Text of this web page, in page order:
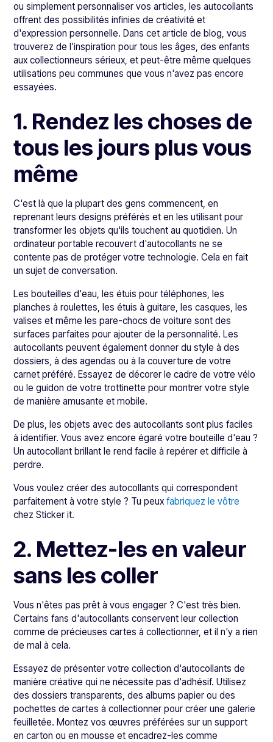
ou simplement personnaliser vos articles, les autocollants
offrent des possibilités infinies de créativité et
d'expression personnelle. Dans cet article de blog, vous
trouverez de l'inspiration pour tous les âges, des enfants
aux collectionneurs sérieux, et peut-être même quelques
utilisations peu communes que vous n'avez pas encore
essayées.
1. Rendez les choses de
tous les jours plus vous
même
C'est là que la plupart des gens commencent, en
reprenant leurs designs préférés et en les utilisant pour
transformer les objets qu'ils touchent au quotidien. Un
ordinateur portable recouvert d'autocollants ne se
contente pas de protéger votre technologie. Cela en fait
un sujet de conversation.
Les bouteilles d'eau, les étuis pour téléphones, les
planches à roulettes, les étuis à guitare, les casques, les
valises et même les pare-chocs de voiture sont des
surfaces parfaites pour ajouter de la personnalité. Les
autocollants peuvent également donner du style à des
dossiers, à des agendas ou à la couverture de votre
carnet préféré. Essayez de décorer le cadre de votre vélo
ou le guidon de votre trottinette pour montrer votre style
de manière amusante et mobile.
De plus, les objets avec des autocollants sont plus faciles
à identifier. Vous avez encore égaré votre bouteille d'eau ?
Un autocollant brillant le rend facile à repérer et difficile à
perdre.
Vous voulez créer des autocollants qui correspondent
parfaitement à votre style ? Tu peuxfabriquez le vôtre
chez Sticker it.
2. Mettez-les en valeur
sans les coller
Vous n'êtes pas prêt à vous engager ? C'est très bien.
Certains fans d'autocollants conservent leur collection
comme de précieuses cartes à collectionner, et il n'y a rien
de mal à cela.
Essayez de présenter votre collection d'autocollants de
manière créative qui ne nécessite pas d'adhésif. Utilisez
des dossiers transparents, des albums papier ou des
pochettes de cartes à collectionner pour créer une galerie
feuilletée. Montez vos œuvres préférées sur un support
en carton ou en mousse et encadrez-les comme